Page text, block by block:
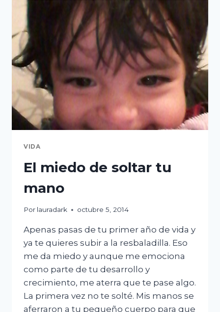
VIDA
El miedo de soltar tu
mano
Por lauradark octubre 5, 2014
Apenas pasas de tu primer año de vida y
ya te quieres subir a la resbaladilla. Eso
me da miedo y aunque me emociona
como parte de tu desarrollo y
crecimiento, me aterra que te pase algo.
La primera vez no te solté. Mis manos se
aferraron a tu pequeño cuerpo para que